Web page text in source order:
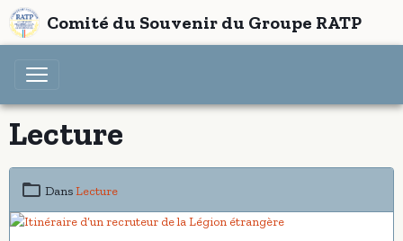
Comité du Souvenir du Groupe RATP
Lecture
DansLecture